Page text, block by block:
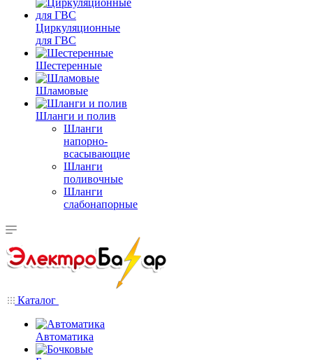
Циркуляционные
для ГВС
Шестеренные
Шламовые
Шланги и полив
Шланги
напорно-
всасывающие
Шланги
поливочные
Шланги
слабонапорные
Каталог
Автоматика